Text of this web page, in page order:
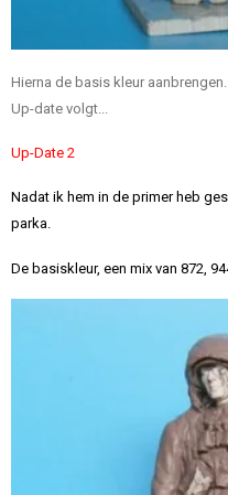
Hierna de basis kleur aanbrengen.
Up-date volgt...
Up-Date 2
Nadat ik hem in de primer heb
parka.
De basiskleur, een mix van 872,